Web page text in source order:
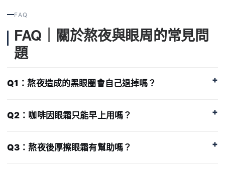
FAQ
FAQ｜關於熬夜與眼周的常見問
題
Q1：熬夜造成的黑眼圈會自己退掉嗎？
Q2：咖啡因眼霜只能早上用嗎？
Q3：熬夜後厚擦眼霜有幫助嗎？